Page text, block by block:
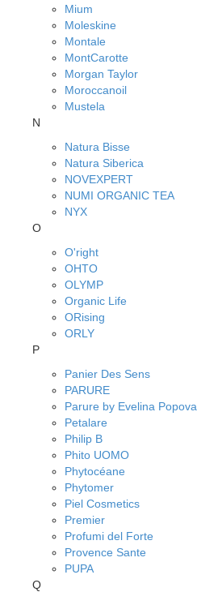
Mium
Moleskine
Montale
MontCarotte
Morgan Taylor
Moroccanoil
Mustela
N
Natura Bisse
Natura Siberica
NOVEXPERT
NUMI ORGANIC TEA
NYX
O
O'right
OHTO
OLYMP
Organic Life
ORising
ORLY
P
Panier Des Sens
PARURE
Parure by Evelina Popova
Petalare
Philip B
Phito UOMO
Phytocéane
Phytomer
Piel Cosmetics
Premier
Profumi del Forte
Provence Sante
PUPA
Q